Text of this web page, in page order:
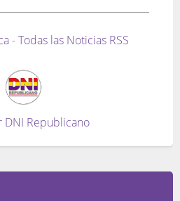
- Todas las Noticias RSS
DNI Republicano